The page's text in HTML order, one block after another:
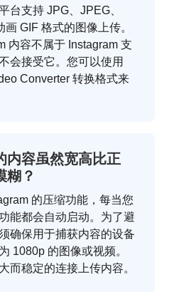
台支持 JPG、JPEG、
GIF 格式的图像上传。
内容不属于 Instagram 支
会接受它。您可以使用
Converter 转换格式来
内容虽然宽高比正
糊？
的压缩功能，每当您
能都会自动启动。为了避
确保用于捕获内容的设备
1080p 的图像或视频。
而稳定的连接上传内容。